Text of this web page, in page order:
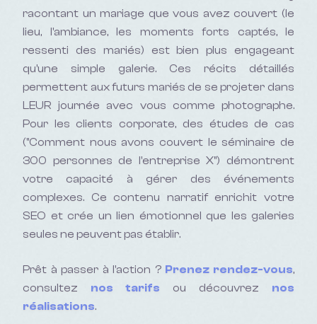
racontant un mariage que vous avez couvert (le
lieu, l'ambiance, les moments forts captés, le
ressenti des mariés) est bien plus engageant
qu'une simple galerie. Ces récits détaillés
permettent aux futurs mariés de se projeter dans
LEUR journée avec vous comme photographe.
Pour les clients corporate, des études de cas
("Comment nous avons couvert le séminaire de
300 personnes de l'entreprise X") démontrent
votre capacité à gérer des événements
complexes. Ce contenu narratif enrichit votre
SEO et crée un lien émotionnel que les galeries
seules ne peuvent pas établir.
Prêt à passer à l'action ? Prenez rendez-vous,
consultez nos tarifs ou découvrez nos
réalisations.